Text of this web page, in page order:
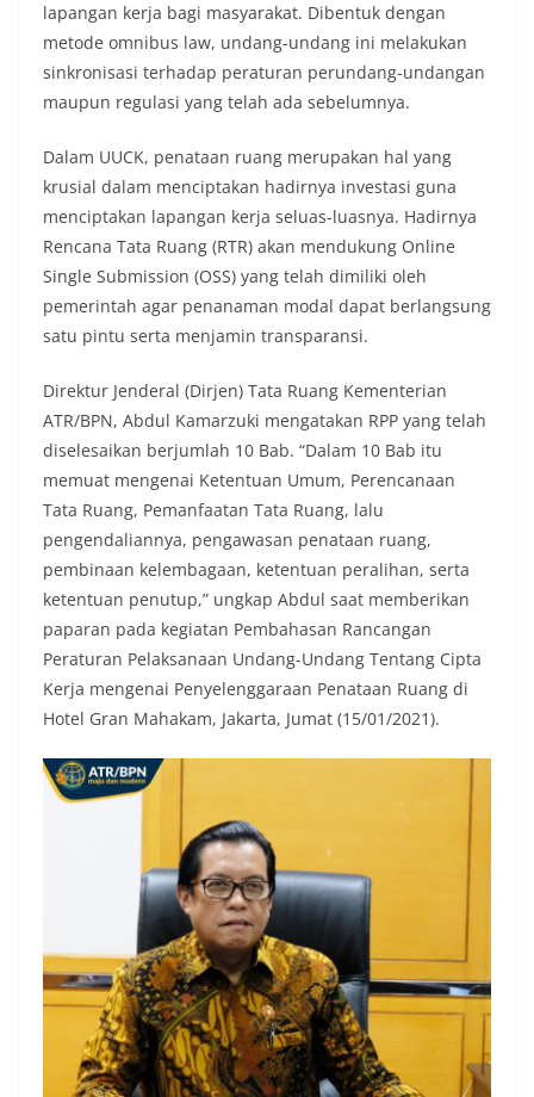
lapangan kerja bagi masyarakat. Dibentuk dengan
metode omnibus law, undang-undang ini melakukan
sinkronisasi terhadap peraturan perundang-undangan
maupun regulasi yang telah ada sebelumnya.
Dalam UUCK, penataan ruang merupakan hal yang
krusial dalam menciptakan hadirnya investasi guna
menciptakan lapangan kerja seluas-luasnya. Hadirnya
Rencana Tata Ruang (RTR) akan mendukung Online
Single Submission (OSS) yang telah dimiliki oleh
pemerintah agar penanaman modal dapat berlangsung
satu pintu serta menjamin transparansi.
Direktur Jenderal (Dirjen) Tata Ruang Kementerian
ATR/BPN, Abdul Kamarzuki mengatakan RPP yang telah
diselesaikan berjumlah 10 Bab. “Dalam 10 Bab itu
memuat mengenai Ketentuan Umum, Perencanaan
Tata Ruang, Pemanfaatan Tata Ruang, lalu
pengendaliannya, pengawasan penataan ruang,
pembinaan kelembagaan, ketentuan peralihan, serta
ketentuan penutup,” ungkap Abdul saat memberikan
paparan pada kegiatan Pembahasan Rancangan
Peraturan Pelaksanaan Undang-Undang Tentang Cipta
Kerja mengenai Penyelenggaraan Penataan Ruang di
Hotel Gran Mahakam, Jakarta, Jumat (15/01/2021).